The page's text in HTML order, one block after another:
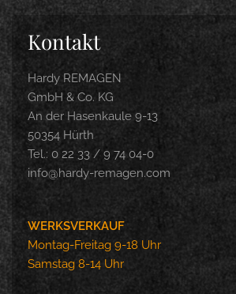
Kontakt
Hardy REMAGEN
GmbH & Co. KG
An der Hasenkaule 9-13
50354 Hürth
Tel.: 0 22 33 / 9 74 04-0
info@hardy-remagen.com
WERKSVERKAUF
Montag-Freitag 9-18 Uhr
Samstag 8-14 Uhr